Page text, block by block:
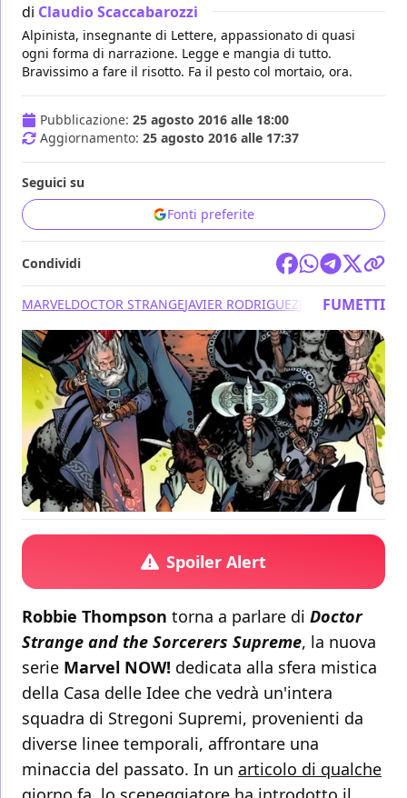
di Claudio Scaccabarozzi
Alpinista, insegnante di Lettere, appassionato di quasi
ogni forma di narrazione. Legge e mangia di tutto.
Bravissimo a fare il risotto. Fa il pesto col mortaio, ora.
Pubblicazione: 25 agosto 2016 alle 18:00
Aggiornamento: 25 agosto 2016 alle 17:37
Seguici su
Fonti preferite
Condividi
MARVELDOCTOR STRANGEJAVIER RODRIGUEZ JORDIE BELLAIRE
FUMETTI
Spoiler Alert
Robbie Thompson torna a parlare di Doctor
Strange and the Sorcerers Supreme, la nuova
serie Marvel NOW! dedicata alla sfera mistica
della Casa delle Idee che vedrà un'intera
squadra di Stregoni Supremi, provenienti da
diverse linee temporali, affrontare una
minaccia del passato. In un articolo di qualche